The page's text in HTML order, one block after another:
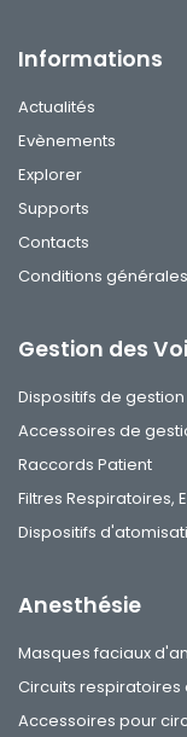
Informations
Actualités
Evènements
Explorer
Supports
Contacts
Conditions
Gestion des
Dispositifs de
Accessoires de
Raccords Patient
Filtres Respiratoires,
Dispositifs
Anesthésie
Masques faciaux
Circuits
Accessoires pour